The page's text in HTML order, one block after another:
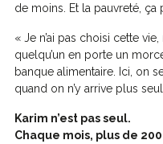
de moins. Et la pauvreté,
« Je n’ai pas choisi cette
quelqu’un en porte un
banque alimentaire. Ici, on
quand on n’y arrive plus
Karim n’est pas seul.
Chaque mois, plus de